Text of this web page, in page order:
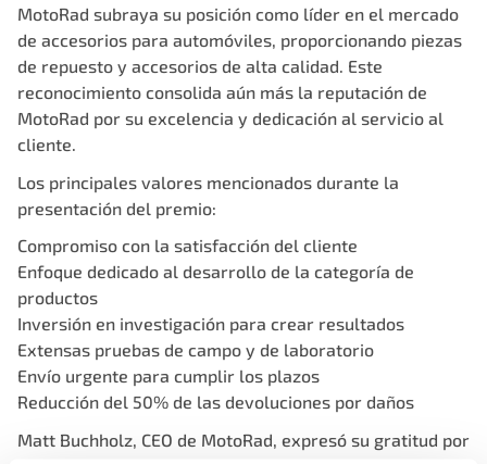
MotoRad subraya su posición como líder en el mercado
de accesorios para automóviles, proporcionando piezas
de repuesto y accesorios de alta calidad. Este
reconocimiento consolida aún más la reputación de
MotoRad por su excelencia y dedicación al servicio al
cliente.
Los principales valores mencionados durante la
presentación del premio:
Compromiso con la satisfacción del cliente
Enfoque dedicado al desarrollo de la categoría de
productos
Inversión en investigación para crear resultados
Extensas pruebas de campo y de laboratorio
Envío urgente para cumplir los plazos
Reducción del 50% de las devoluciones por daños
Matt Buchholz, CEO de MotoRad, expresó su gratitud por